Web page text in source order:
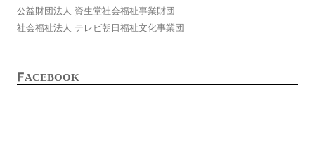
公益財団法人 資生堂社会福祉事業財団
社会福祉法人 テレビ朝日福祉文化事業団
FACEBOOK